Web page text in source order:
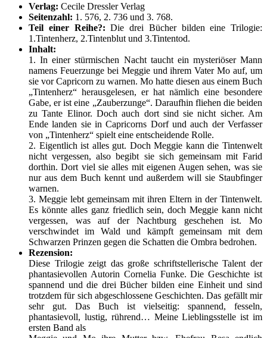
Verlag: Cecile Dressler Verlag
Seitenzahl: 1. 576, 2. 736 und 3. 768.
Teil einer Reihe?:Die drei Bücher bilden eine Trilogie:
1.Tintenherz, 2.Tintenblut und 3.Tintentod.
Inhalt:
1. In einer stürmischen Nacht taucht ein mysteriöser Mann
namens Feuerzunge bei Meggie und ihrem Vater Mo auf, um
sie vor Capricorn zu warnen. Mo hatte diesen aus einem Buch
„Tintenherz“ herausgelesen, er hat nämlich eine besondere
Gabe, er ist eine „Zauberzunge“. Daraufhin fliehen die beiden
zu Tante Elinor. Doch auch dort sind sie nicht sicher. Am
Ende landen sie in Capricorns Dorf und auch der Verfasser
von „Tintenherz“ spielt eine entscheidende Rolle.
2. Eigentlich ist alles gut. Doch Meggie kann die Tintenwelt
nicht vergessen, also begibt sie sich gemeinsam mit Farid
dorthin. Dort viel sie alles mit eigenen Augen sehen, was sie
nur aus dem Buch kennt und außerdem will sie Staubfinger
warnen.
3. Meggie lebt gemeinsam mit ihren Eltern in der Tintenwelt.
Es könnte alles ganz friedlich sein, doch Meggie kann nicht
vergessen, was auf der Nachtburg geschehen ist. Mo
verschwindet im Wald und kämpft gemeinsam mit dem
Schwarzen Prinzen gegen die Schatten die Ombra bedrohen.
Rezension:
Diese Trilogie zeigt das große schriftstellerische Talent der
phantasievollen Autorin Cornelia Funke. Die Geschichte ist
spannend und die drei Bücher bilden eine Einheit und sind
trotzdem für sich abgeschlossene Geschichten. Das gefällt mir
sehr gut. Das Buch ist vielseitig: spannend, fesseln,
phantasievoll, lustig, rührend… Meine Lieblingsstelle ist im
ersten Band als